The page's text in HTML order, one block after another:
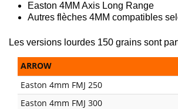
Easton 4MM Axis Long Range
Autres flèches 4MM compatibles
Les versions lourdes 150 grains sont
ARROW
Easton 4mm FMJ 250
Easton 4mm FMJ 300